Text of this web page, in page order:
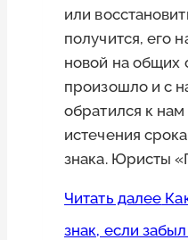
или
получится, его
новой на общих
произошло и с
обратился к
истечения
знака. Юристы
Читать далее
знак, если